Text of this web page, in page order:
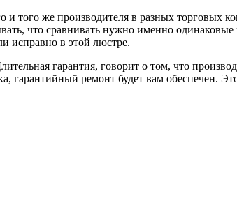
и того же производителя в разных торговых
что сравнивать нужно именно
исправно в этой люстре.
гарантия, говорит о том, что
гарантийный ремонт будет вам обеспечен.